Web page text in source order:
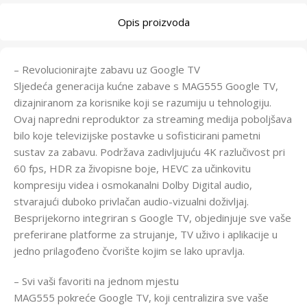
Opis proizvoda
– Revolucionirajte zabavu uz Google TV
Sljedeća generacija kućne zabave s MAG555 Google TV,
dizajniranom za korisnike koji se razumiju u tehnologiju.
Ovaj napredni reproduktor za streaming medija poboljšava
bilo koje televizijske postavke u sofisticirani pametni
sustav za zabavu. Podržava zadivljujuću 4K razlučivost pri
60 fps, HDR za živopisne boje, HEVC za učinkovitu
kompresiju videa i osmokanalni Dolby Digital audio,
stvarajući duboko privlačan audio-vizualni doživljaj.
Besprijekorno integriran s Google TV, objedinjuje sve vaše
preferirane platforme za strujanje, TV uživo i aplikacije u
jedno prilagođeno čvorište kojim se lako upravlja.
– Svi vaši favoriti na jednom mjestu
MAG555 pokreće Google TV, koji centralizira sve vaše